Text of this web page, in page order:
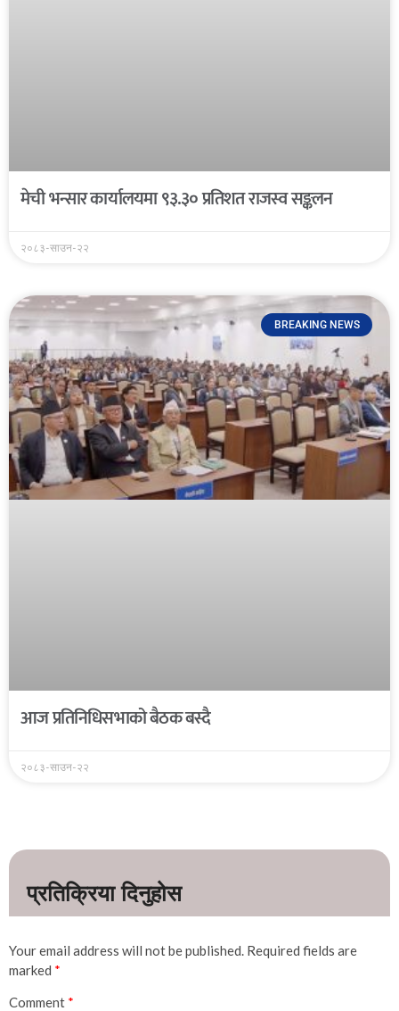
मेची भन्सार कार्यालयमा ९३.३० प्रतिशत राजस्व सङ्कलन
२०८३-साउन-२२
BREAKING NEWS
आज प्रतिनिधिसभाको बैठक बस्दै
२०८३-साउन-२२
Your email address will not be published. Required fields are
marked *
Comment *